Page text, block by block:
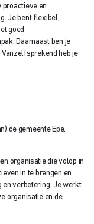
proactieve en
Je bent flexibel,
goed
Daarnaast ben je
heb je
de gemeente Epe.
organisatie die volop in
in te brengen en
en verbetering. Je werkt
organisatie en de